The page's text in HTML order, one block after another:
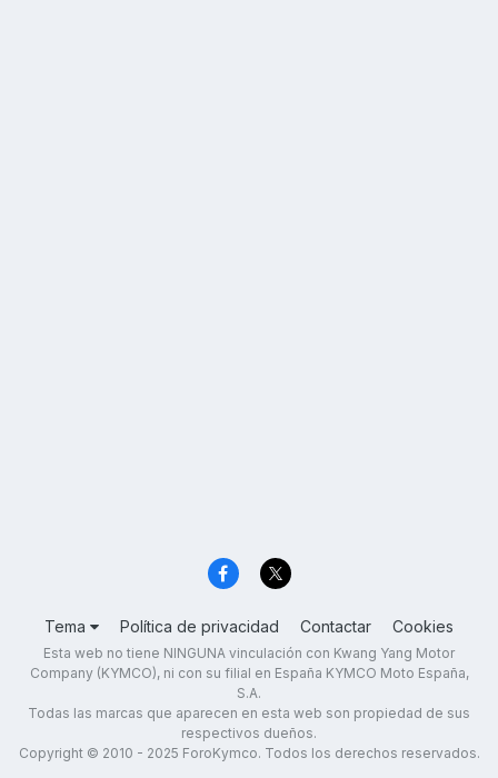
Tema Política de privacidad Contactar Cookies
Esta web no tiene NINGUNA vinculación con Kwang Yang Motor
Company (KYMCO), ni con su filial en España KYMCO Moto España,
S.A.
Todas las marcas que aparecen en esta web son propiedad de sus
respectivos dueños.
Copyright © 2010 - 2025 ForoKymco. Todos los derechos reservados.